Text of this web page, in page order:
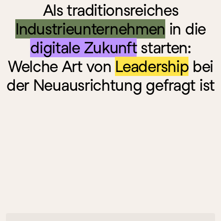
Als traditionsreiches
Industrieunternehmen in die
digitale Zukunftstarten:
Welche Art von Leadershipbei
der Neuausrichtung gefragt ist